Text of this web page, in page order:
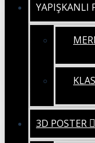
YAPIŞKANLI
3D POSTER